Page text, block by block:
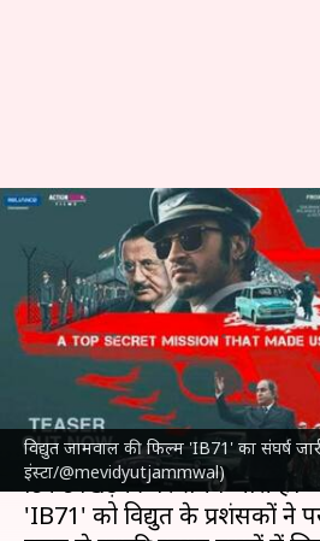
विद्युत जामवाल की फिल्म 'IB71' का संघर्ष
इंस्टा/@mevidyutjammwal)
बॉक्स ऑफिस: विद्युत
'IB71' हुई फ्लॉप,
कुल कमाई
लेखन दीक्षा शर्मा May 19, 2023 11:04 am
12 मई को रिलीज हुईविद्युत
टिकट खिड़की पर संघर्ष जारी है।
'IB71' को विद्युत के प्रशंसकों ने